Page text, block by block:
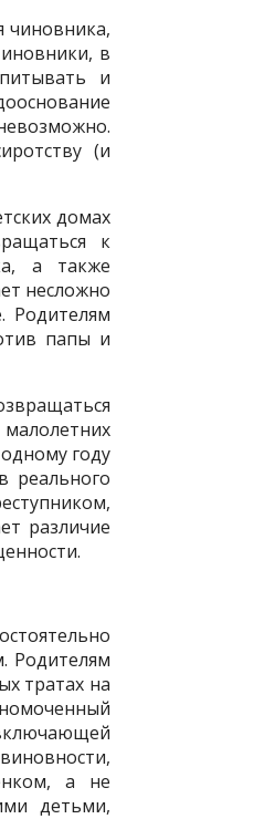
чиновника,
в
и
(и
домах
к
а также
несложно
Родителям
папы и
году
реального
раз­личие
Родителям
тратах на
а не
детьми,